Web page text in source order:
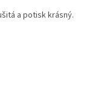
a potisk krásný.